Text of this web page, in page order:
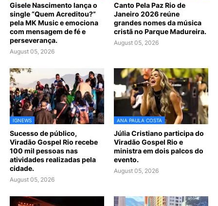
Gisele Nascimento lança o
single “Quem Acreditou?”
pela MK Music e emociona
com mensagem de fé e
perseverança.
August 05, 2026
Canto Pela Paz Rio de
Janeiro 2026 reúne
grandes nomes da música
cristã no Parque Madureira.
August 05, 2026
IGNEWS
Sucesso de público,
Viradão Gospel Rio recebe
100 mil pessoas nas
atividades realizadas pela
cidade.
August 05, 2026
ANA PAULA COSTA
Júlia Cristiano participa do
Viradão Gospel Rio e
ministra em dois palcos do
evento.
August 05, 2026